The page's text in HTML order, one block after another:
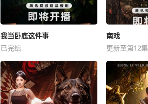
我当卧底这件事
已完结
南戏
更新至第12集